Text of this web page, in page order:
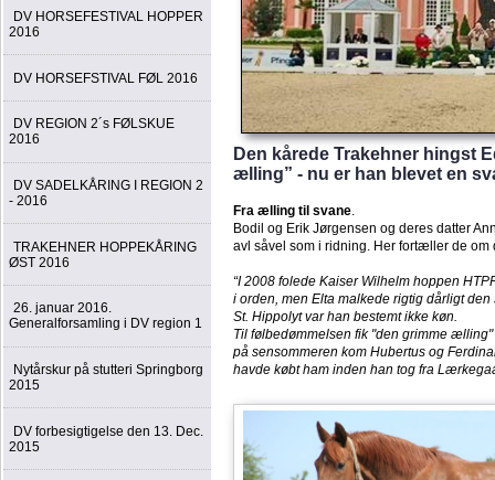
DV HORSEFESTIVAL HOPPER
2016
DV HORSEFSTIVAL FØL 2016
DV REGION 2´s FØLSKUE
2016
DV SADELKÅRING I REGION 2
- 2016
TRAKEHNER HOPPEKÅRING
ØST 2016
26. januar 2016.
Generalforsamling i DV region 1
Nytårskur på stutteri Springborg
2015
DV forbesigtigelse den 13. Dec.
2015
Den kårede Trakehner hingst
ælling” - nu er han blevet en
Fra ælling til svane.
Bodil og Erik Jørgensen og deres datter
avl såvel som i ridning. Her fortæller de om
“I 2008 folede Kaiser Wilhelm hoppen
i orden, men Elta malkede rigtig dårligt
St. Hippolyt var han bestemt ikke køn.
Til følbedømmelsen fik "den grimme
på sensommeren kom Hubertus og
havde købt ham inden han tog fra